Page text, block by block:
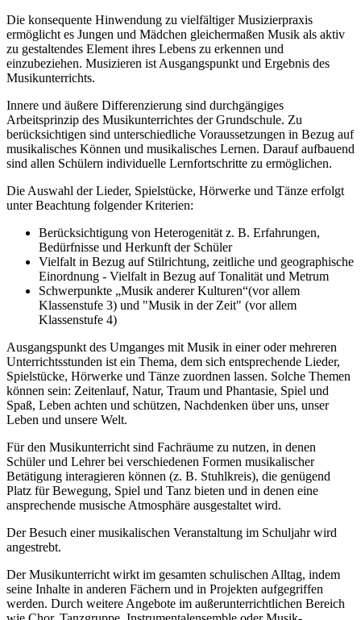
Die konsequente Hinwendung zu vielfältiger Musizierpraxis
ermöglicht es Jungen und Mädchen gleichermaßen Musik als aktiv
zu gestaltendes Element ihres Lebens zu erkennen und
einzubeziehen. Musizieren ist Ausgangspunkt und Ergebnis des
Musikunterrichts.
Innere und äußere Differenzierung sind durchgängiges
Arbeitsprinzip des Musikunterrichtes der Grundschule. Zu
berücksichtigen sind unterschiedliche Voraussetzungen in Bezug auf
musikalisches Können und musikalisches Lernen. Darauf aufbauend
sind allen Schülern individuelle Lernfortschritte zu ermöglichen.
Die Auswahl der Lieder, Spielstücke, Hörwerke und Tänze erfolgt
unter Beachtung folgender Kriterien:
Berücksichtigung von Heterogenität z. B. Erfahrungen,
Bedürfnisse und Herkunft der Schüler
Vielfalt in Bezug auf Stilrichtung, zeitliche und geographische
Einordnung - Vielfalt in Bezug auf Tonalität und Metrum
Schwerpunkte „Musik anderer Kulturen“(vor allem
Klassenstufe 3) und "Musik in der Zeit" (vor allem
Klassenstufe 4)
Ausgangspunkt des Umganges mit Musik in einer oder mehreren
Unterrichtsstunden ist ein Thema, dem sich entsprechende Lieder,
Spielstücke, Hörwerke und Tänze zuordnen lassen. Solche Themen
können sein: Zeitenlauf, Natur, Traum und Phantasie, Spiel und
Spaß, Leben achten und schützen, Nachdenken über uns, unser
Leben und unsere Welt.
Für den Musikunterricht sind Fachräume zu nutzen, in denen
Schüler und Lehrer bei verschiedenen Formen musikalischer
Betätigung interagieren können (z. B. Stuhlkreis), die genügend
Platz für Bewegung, Spiel und Tanz bieten und in denen eine
ansprechende musische Atmosphäre ausgestaltet wird.
Der Besuch einer musikalischen Veranstaltung im Schuljahr wird
angestrebt.
Der Musikunterricht wirkt im gesamten schulischen Alltag, indem
seine Inhalte in anderen Fächern und in Projekten aufgegriffen
werden. Durch weitere Angebote im außerunterrichtlichen Bereich